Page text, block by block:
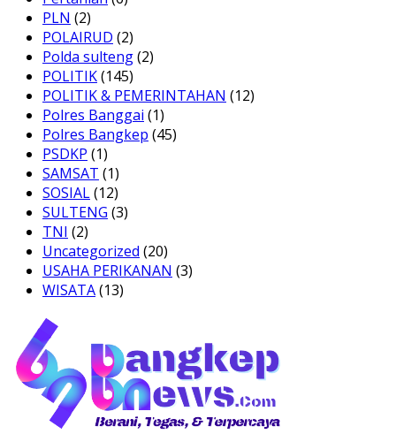
PLN (2)
POLAIRUD (2)
Polda sulteng(2)
POLITIK(145)
POLITIK & PEMERINTAHAN (12)
Polres Banggai (1)
Polres Bangkep (45)
PSDKP (1)
SAMSAT (1)
SOSIAL(12)
SULTENG (3)
TNI (2)
Uncategorized (20)
USAHA PERIKANAN (3)
WISATA(13)